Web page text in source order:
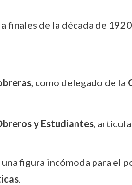
finales de la década de
, como delegado de la
y Estudiantes,
figura incómoda para el
.